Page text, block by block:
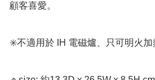
顧客喜愛。
✳️不適用於 IH 電磁爐、只可明火加